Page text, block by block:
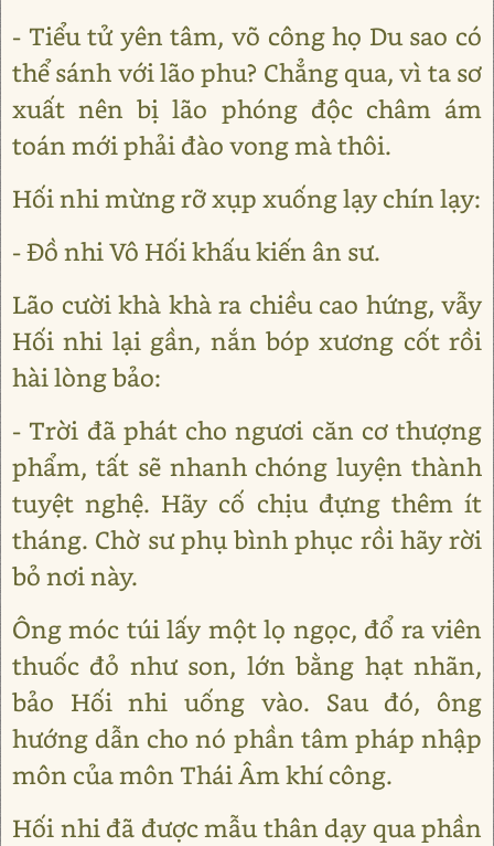
- Tiểu tử yên tâm, võ công họ Du sao có
thể sánh với lão phu? Chẳng qua, vì ta sơ
xuất nên bị lão phóng độc châm ám
toán mới phải đào vong mà thôi.
Hối nhi mừng rỡ xụp xuống lạy chín lạy:
- Đồ nhi Vô Hối khấu kiến ân sư.
Lão cười khà khà ra chiều cao hứng, vẫy
Hối nhi lại gần, nắn bóp xương cốt rồi
hài lòng bảo:
- Trời đã phát cho ngươi căn cơ thượng
phẩm, tất sẽ nhanh chóng luyện thành
tuyệt nghệ. Hãy cố chịu đựng thêm ít
tháng. Chờ sư phụ bình phục rồi hãy rời
bỏ nơi này.
Ông móc túi lấy một lọ ngọc, đổ ra viên
thuốc đỏ như son, lớn bằng hạt nhãn,
bảo Hối nhi uống vào. Sau đó, ông
hướng dẫn cho nó phần tâm pháp nhập
môn của môn Thái Âm khí công.
Hối nhi đã được mẫu thân dạy qua phần